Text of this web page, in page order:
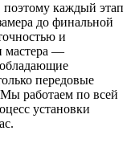
каждый этап
до финальной
и
мастера —
передовые
работаем по всей
установки